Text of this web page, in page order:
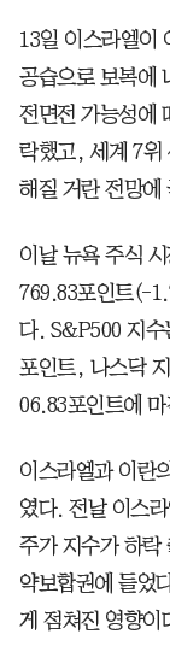
13일 이스라엘이
공습으로 보복에
전면전 가능성에
락했고, 세계 7위
해질 거란 전망에
이날 뉴욕 주식
769.83포인트(-
다. S&P500 지
포인트, 나스닥
06.83포인트에 마
이스라엘과 이란
였다. 전날 이스
주가 지수가 하락
약보합권에 들었
게 점쳐진 영향이